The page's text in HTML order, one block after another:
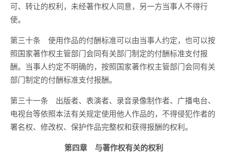
可、转让的权利，未经著作权人同意，另一方当事人不得行
使。
第三十条 使用作品的付酬标准可以由当事人约定，也可以按
照国家著作权主管部门会同有关部门制定的付酬标准支付报
酬。当事人约定不明确的，按照国家著作权主管部门会同有关
部门制定的付酬标准支付报酬。
第三十一条 出版者、表演者、录音录像制作者、广播电台、
电视台等依照本法有关规定使用他人作品的，不得侵犯作者的
署名权、修改权、保护作品完整权和获得报酬的权利。
第四章 与著作权有关的权利